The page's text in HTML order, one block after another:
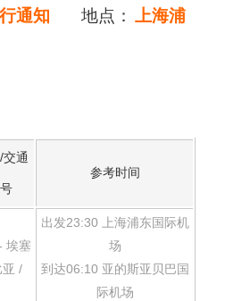
通知 地点： 上海浦
交通
参考时间
埃塞
亚 /
出发23:30 上海浦东国际机
场
到达06:10 亚的斯亚贝巴国
际机场